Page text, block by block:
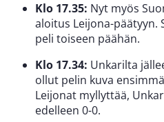
Klo 17.35: Nyt myös
aloitus Leijona-päätyyn.
peli toiseen päähän.
Klo 17.34: Unkarilta
ollut pelin kuva
Leijonat myllyttää,
edelleen 0-0.